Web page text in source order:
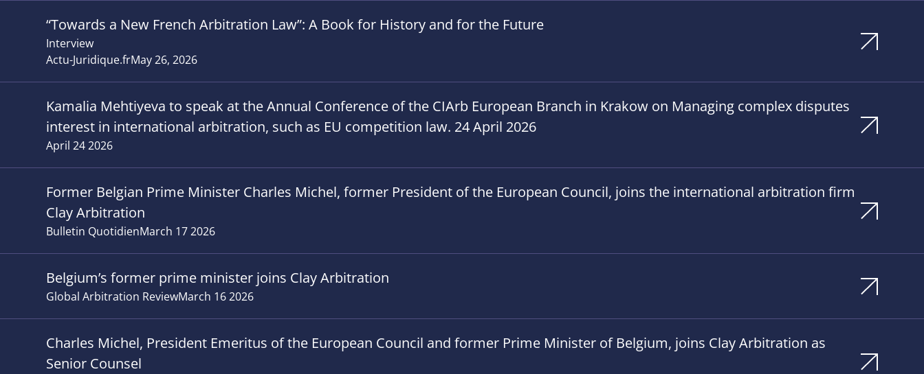
“Towards a New French Arbitration Law”: A Book for History and for the Future
Interview
Actu-Juridique.frMay 26, 2026
Kamalia Mehtiyeva to speak at the Annual Conference of the CIArb European Branch in Krakow on Managing complex disputes
interest in international arbitration, such as EU competition law. 24 April 2026
April 24 2026
Former Belgian Prime Minister Charles Michel, former President of the European Council, joins the international arbitration firm
Clay Arbitration
Bulletin QuotidienMarch 17 2026
Belgium’s former prime minister joins Clay Arbitration
Global Arbitration ReviewMarch 16 2026
Charles Michel, President Emeritus of the European Council and former Prime Minister of Belgium, joins Clay Arbitration as
Senior Counsel